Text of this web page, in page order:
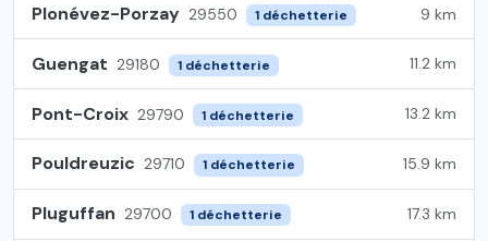
Plonévez-Porzay 29550 1 déchetterie 9 km
Guengat 29180 1 déchetterie 11.2 km
Pont-Croix 29790 1 déchetterie 13.2 km
Pouldreuzic 29710 1 déchetterie 15.9 km
Pluguffan 29700 1 déchetterie 17.3 km